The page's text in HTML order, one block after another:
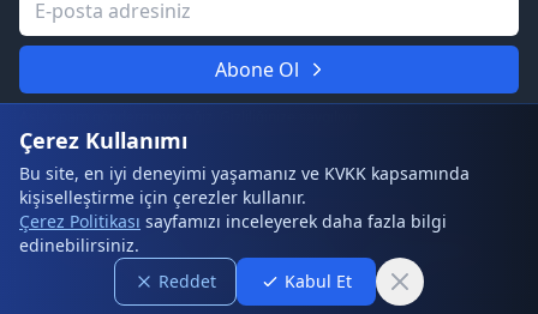
Abone Ol
© 2026 DoktorAI. Tüm hakları saklıdır.
Kullanım Şartları
Sıkça Sorulan Sorular
Site Haritası
Çerez Kullanımı
Bu site, en iyi deneyimi yaşamanız ve KVKK kapsamında
kişiselleştirme için çerezler kullanır.
Çerez Politikası sayfamızı inceleyerek daha fazla bilgi
edinebilirsiniz.
Reddet
Kabul Et